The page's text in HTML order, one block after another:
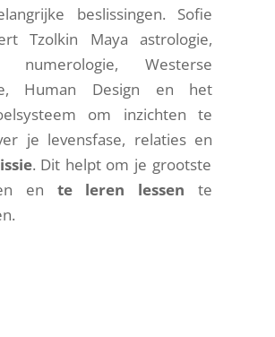
beslissingen. Sofie
Tzolkin Maya astrologie,
numerologie, Westerse
Human Design en het
om inzichten te
je levensfase, relaties en
. Dit helpt om je grootste
en te leren lessen te